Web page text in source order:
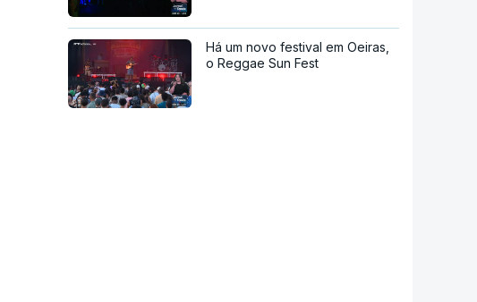
Há um novo festival em Oeiras,
o Reggae Sun Fest